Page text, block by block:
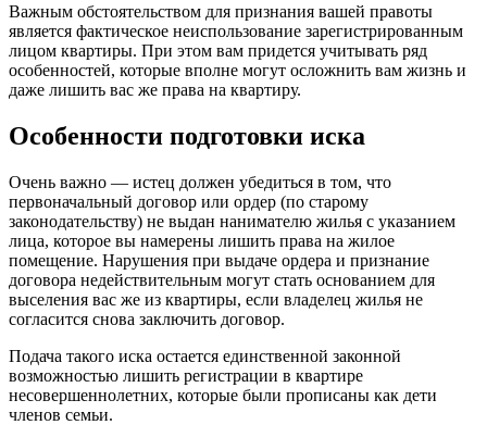
Важным обстоятельством для признания вашей правоты
является фактическое неиспользование зарегистрированным
лицом квартиры. При этом вам придется учитывать ряд
особенностей, которые вполне могут осложнить вам жизнь и
даже лишить вас же права на квартиру.
Особенности подготовки иска
Очень важно — истец должен убедиться в том, что
первоначальный договор или ордер (по старому
законодательству) не выдан нанимателю жилья с указанием
лица, которое вы намерены лишить права на жилое
помещение. Нарушения при выдаче ордера и признание
договора недействительным могут стать основанием для
выселения вас же из квартиры, если владелец жилья не
согласится снова заключить договор.
Подача такого иска остается единственной законной
возможностью лишить регистрации в квартире
несовершеннолетних, которые были прописаны как дети
членов семьи.